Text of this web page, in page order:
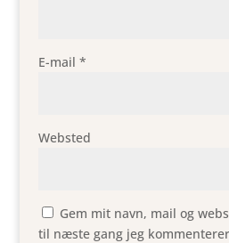
E-mail *
Websted
Gem mit navn, mail og
til næste gang jeg